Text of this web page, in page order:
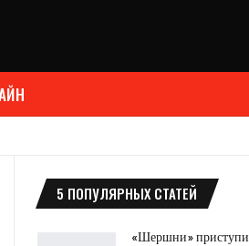
5 ПОПУЛЯРНЫХ СТАТЕЙ
«Шершни»